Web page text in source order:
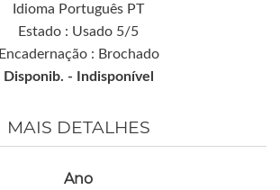
Idioma Português PT
Estado : Usado 5/5
Encadernação : Brochado
Disponib. -
Indisponível
MAIS DETALHES
Ano